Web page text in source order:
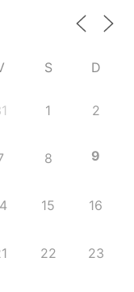
S D
1 2
8 9
15 16
22 23